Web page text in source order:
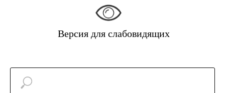
Версия для слабовидящих